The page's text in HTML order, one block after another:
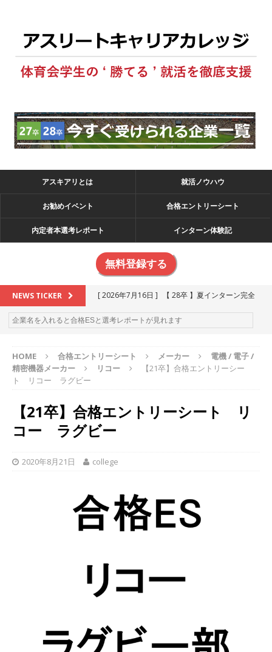
アスキアリとは 就活ノウハウ
お勧めイベント 合格エントリーシート
内定者本選考レポート インターン体験記
無料登録する
NEWS TICKER [ 2026年7月16日 ]
【 28卒 】夏インターン完全
攻略セミナー ｜ 予約フォーム
お勧めイベン
[ 2026年6月13日 ] ≪ 27卒 ≫アスキヤリ個人相
る優良企業一覧（26社）
体育会積極採用企業
[ 2026年5月16日 ]
る優良企業一覧（18社）
学生を求めアスキヤリ限定イベント開催!! 】 世界
230以上の国・地域で愛される日本屈指のゲーム
以上営業増益を達成 ｜ プライム上場 ｜ カプコン
体育会積極採用企業
インターン!! 】 M&A仲介業 ｜ 入社2年目の参考
年収1,631万円 ｜ 設立以降連続売上増 ｜ 土日祝
HOME 合格エントリーシート メーカー
電機 / 電子 /
精密機器メーカー
リコー
【21卒】合格エントリーシー
ト リコー ラグビー
【21卒】合格エントリーシート リ
コー ラグビー
2020年8月21日 college